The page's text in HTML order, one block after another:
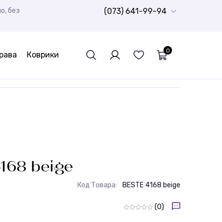
без
(073) 641-99-94
Детский ковролин
Ворсистые дорожки Шегги
Шкуры Натуральные
Спортивный линолеум
Резиновая плитка
Коврики 0
beige
Код Товара: BESTE 4168 beige
(0)